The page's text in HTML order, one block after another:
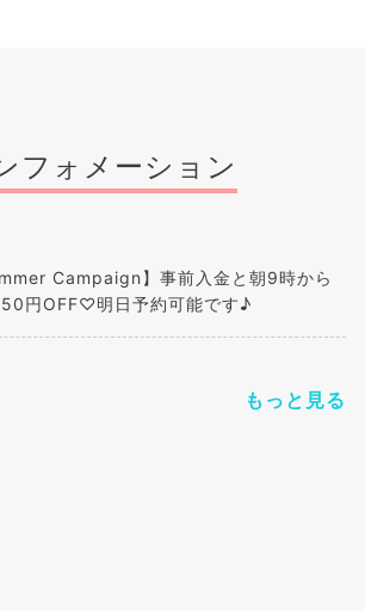
フォメーション
Campaign】事前入金と朝9時から
円OFF♡明日予約可能です♪
もっと見る